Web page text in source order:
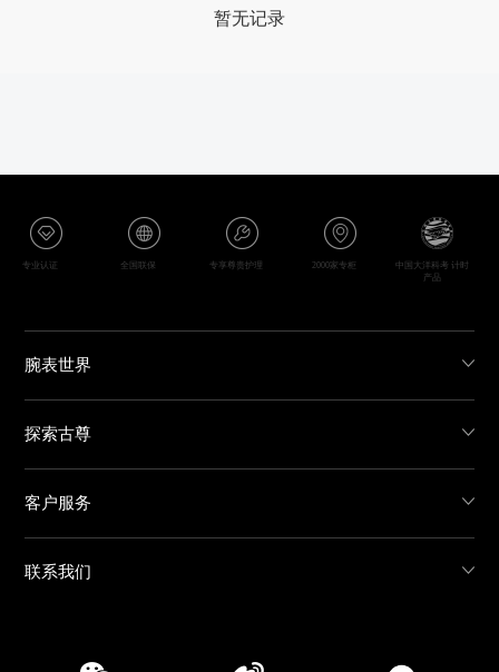
暂无记录
专业认证 全国联保 专享尊贵护理 2000家专柜
中国大洋科考 计时
产品
腕表世界
探索古尊
客户服务
联系我们